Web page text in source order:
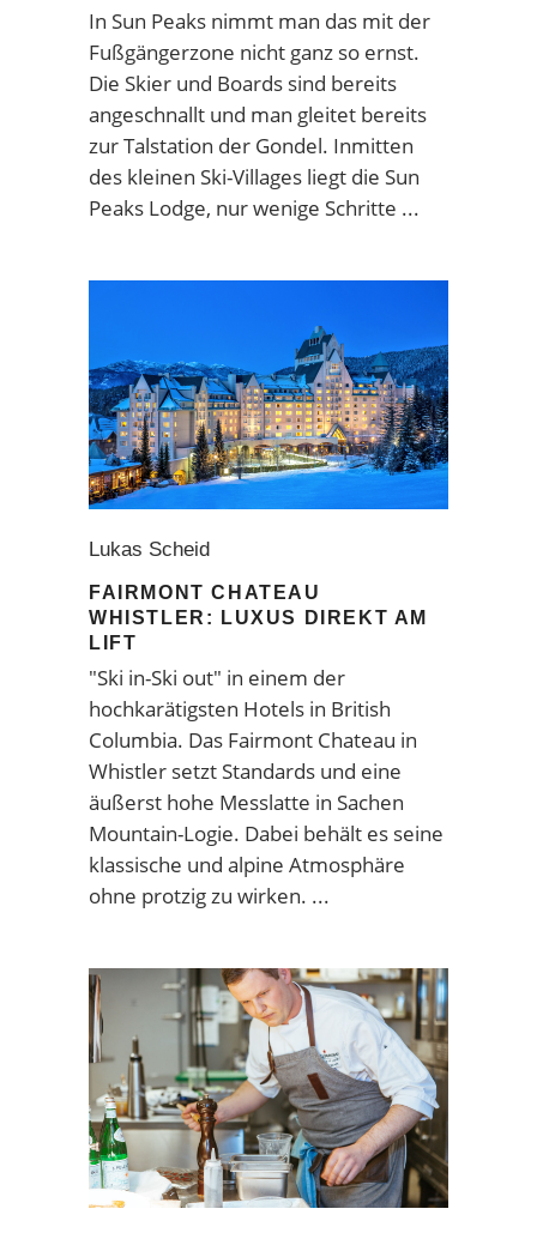
In Sun Peaks nimmt man das mit der
Fußgängerzone nicht ganz so ernst.
Die Skier und Boards sind bereits
angeschnallt und man gleitet bereits
zur Talstation der Gondel. Inmitten
des kleinen Ski-Villages liegt die Sun
Peaks Lodge, nur wenige Schritte
Lukas Scheid
FAIRMONT CHATEAU
WHISTLER: LUXUS DIREKT AM
LIFT
"Ski in-Ski out" in einem der
hochkarätigsten Hotels in British
Columbia. Das Fairmont Chateau in
Whistler setzt Standards und eine
äußerst hohe Messlatte in Sachen
Mountain-Logie. Dabei behält es seine
klassische und alpine Atmosphäre
ohne protzig zu wirken.